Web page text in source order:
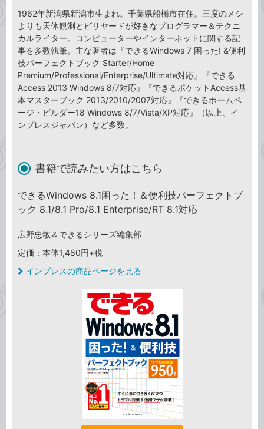
1962年新潟県新潟市生まれ。千葉県船橋市在住。三度のメシ
よりも天体観測とビリヤードが好きなプログラマー＆テクニ
カルライター。コンピューターやインターネットに関する記
事を多数執筆。主な著者は『できるWindows 7 困った! &便利
技パーフェクトブック Starter/Home
Premium/Professional/Enterprise/Ultimate対応』『できる
Access 2013 Windows 8/7対応』『できるポケットAccess基
本マスターブック 2013/2010/2007対応』『できるホームペ
ージ・ビルダー18 Windows 8/7/Vista/XP対応』（以上、イ
ンプレスジャパン）など多数。
書籍で読みたい方はこちら
できるWindows 8.1困った！＆便利技パーフェクトブ
ック 8.1/8.1 Pro/8.1 Enterprise/RT 8.1対応
広野忠敏＆できるシリーズ編集部
定価：本体1,480円+税
インプレスの商品ページを見る